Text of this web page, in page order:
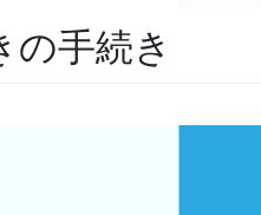
の手続き